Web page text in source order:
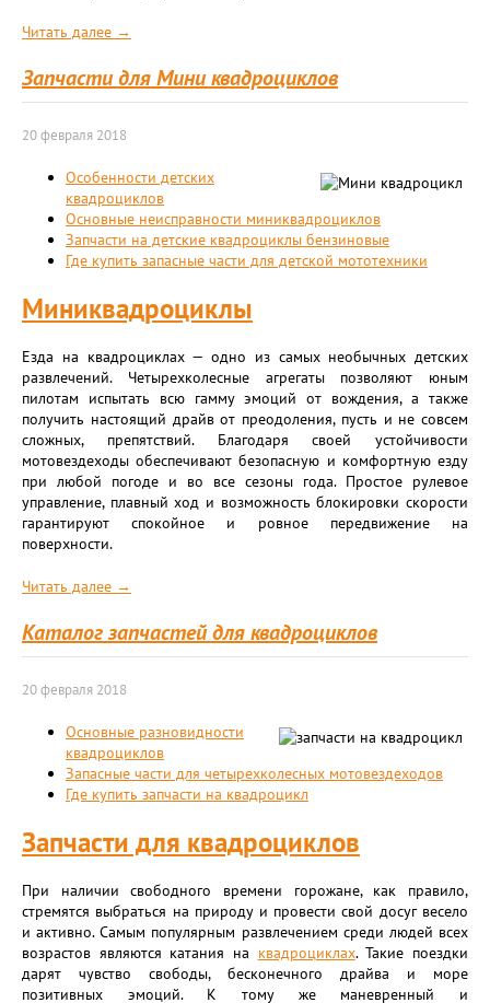
Читать далее →
Запчасти для Мини квадроциклов
20 февраля 2018
Особенности детских
квадроциклов
Основные неисправности миниквадроциклов
Запчасти на детские квадроциклы бензиновые
Где купить запасные части для детской мототехники
Миниквадроциклы
Езда на квадроциклах — одно из самых необычных детских
развлечений. Четырехколесные агрегаты позволяют юным
пилотам испытать всю гамму эмоций от вождения, а также
получить настоящий драйв от преодоления, пусть и не совсем
сложных, препятствий. Благодаря своей устойчивости
мотовездеходы обеспечивают безопасную и комфортную езду
при любой погоде и во все сезоны года. Простое рулевое
управление, плавный ход и возможность блокировки скорости
гарантируют спокойное и ровное передвижение на
поверхности.
Читать далее →
Каталог запчастей для квадроциклов
20 февраля 2018
Основные разновидности
квадроциклов
Запасные части для четырехколесных мотовездеходов
Где купить запчасти на квадроцикл
Запчасти для квадроциклов
При наличии свободного времени горожане, как правило,
стремятся выбраться на природу и провести свой досуг весело
и активно. Самым популярным развлечением среди людей всех
возрастов являются катания на квадроциклах. Такие поездки
дарят чувство свободы, бесконечного драйва и море
позитивных эмоций. К тому же маневренный и